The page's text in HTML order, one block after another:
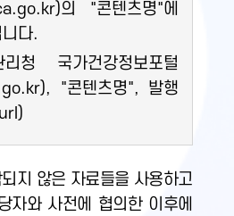
의 "콘텐츠명"에
다.
청 국가건강정보포털
"콘텐츠명", 발행
지 않은 자료들을 사용하고
자와 사전에 협의한 이후에